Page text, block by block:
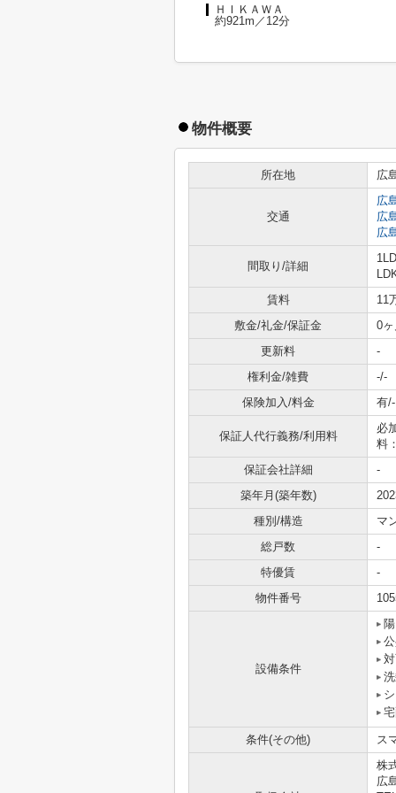
ＨＩＫＡＷＡ
約921m／12分
物件概要
所在地 広
交通
広
広
広
間取り/詳細
賃料
11
敷金/礼金/保証金
0
更新料
-
権利金/雑費
-/-
保険加入/料金
有/-
保証人代行義務/利用料
必
料
保証会社詳細
-
築年月(築年数)
種別/構造
マ
総戸数
-
特優賃
-
物件番号
設備条件
条件(その他) ス
株
広